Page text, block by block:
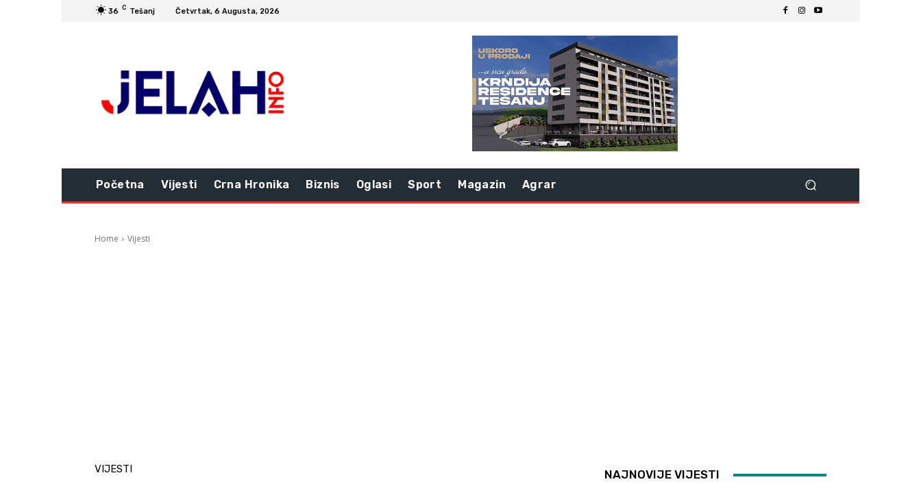
36 C Tešanj Četvrtak, 6 Augusta, 2026
Početna Vijesti Crna Hronika Biznis Oglasi Sport Magazin Agrar
Home Vijesti
VIJESTI NAJNOVIJE VIJESTI